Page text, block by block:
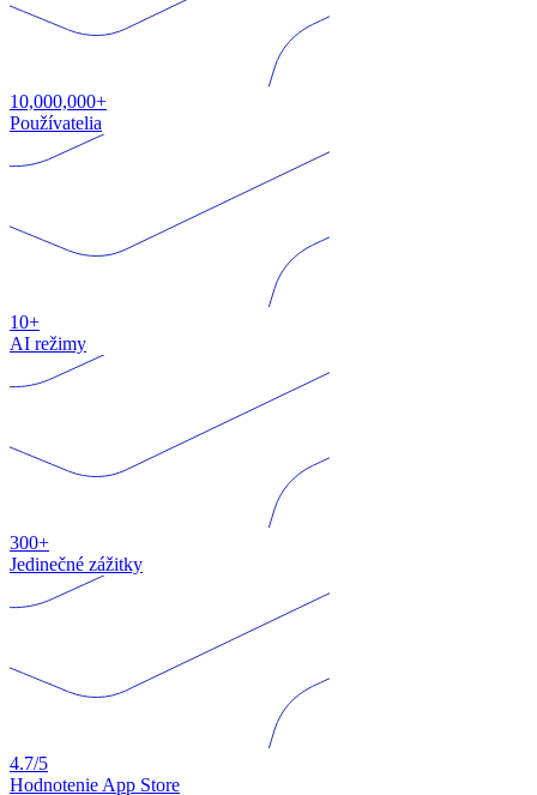
10,000,000+
Používatelia
10+
AI režimy
300+
Jedinečné zážitky
4.7/5
Hodnotenie App Store